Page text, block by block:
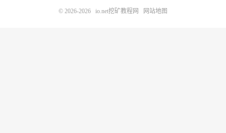
© 2026-2026 io.net挖矿教程网 网站地图